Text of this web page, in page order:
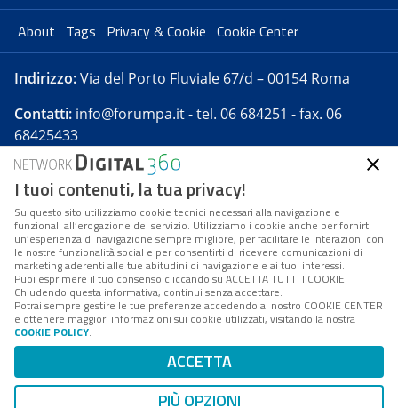
About Tags Privacy & Cookie Cookie Center
Indirizzo:Via del Porto Fluviale 67/d – 00154 Roma
Contatti: info@forumpa.it- tel. 06 684251 - fax. 06
68425433
Forumpa.itè una pubblicazione telematica iscritta
presso Registro della stampa del Tribunale di Roma -
Reg. n. 182 del 2 maggio 2008 - Direttore resp. Michela
Stentella
FPA s.r.l. è società soggetta a Direzione e
Coordinamento da parte di Digital360 S.p.A. - FPA s.r.l.
è un'azienda certificata per il sistema di management
Codice Fiscale/Partita IVA n. 10693191008 - R.E.A. Roma
n. 1249791. ISP AWS
Mappa del sito
I tuoi contenuti, la tua privacy!
Su questo sito utilizziamo cookie tecnici necessari alla navigazione e
funzionali all’erogazione del servizio. Utilizziamo i cookie anche per fornirti
un’esperienza di navigazione sempre migliore, per facilitare le interazioni con
le nostre funzionalità social e per consentirti di ricevere comunicazioni di
marketing aderenti alle tue abitudini di navigazione e ai tuoi interessi.
Puoi esprimere il tuo consenso cliccando su ACCETTA TUTTI I COOKIE.
Chiudendo questa informativa, continui senza accettare.
Potrai sempre gestire le tue preferenze accedendo al nostro COOKIE CENTER
e ottenere maggiori informazioni sui cookie utilizzati, visitando la nostra
COOKIE POLICY.
ACCETTA
PIÙ OPZIONI